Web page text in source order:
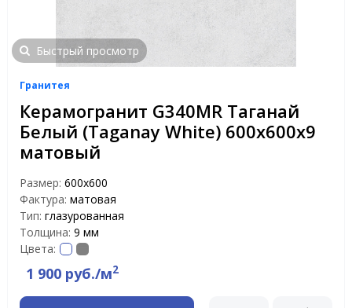
Быстрый просмотр
Гранитея
Керамогранит G340МR Таганай
Белый (Taganay White) 600х600х9
матовый
Размер: 600х600
Фактура: матовая
Тип: глазурованная
Толщина: 9 мм
Цвета:
1 900 руб./м2